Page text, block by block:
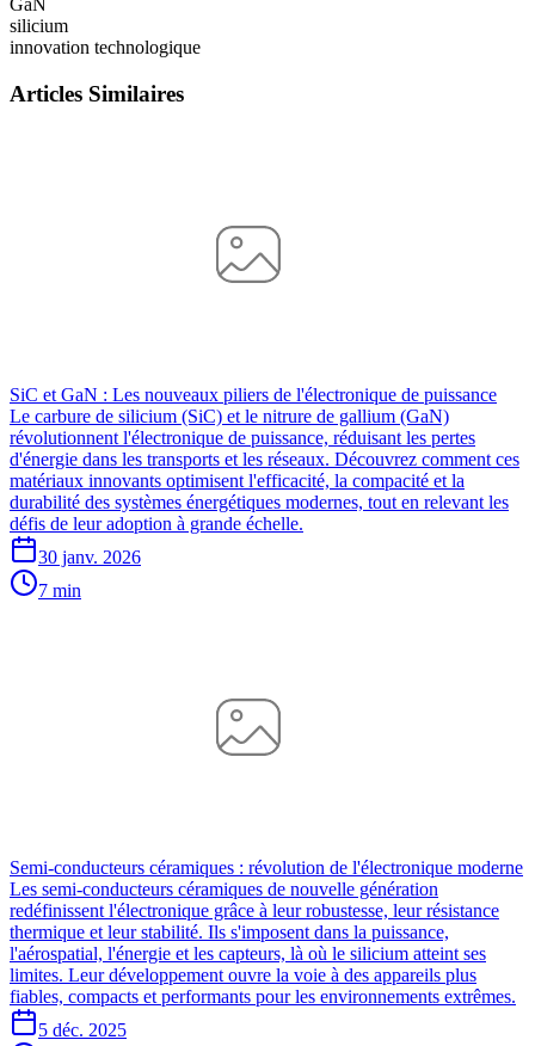
GaN
silicium
innovation technologique
Articles Similaires
SiC et GaN : Les nouveaux piliers de l'électronique de puissance
Le carbure de silicium (SiC) et le nitrure de gallium (GaN)
révolutionnent l'électronique de puissance, réduisant les pertes
d'énergie dans les transports et les réseaux. Découvrez comment ces
matériaux innovants optimisent l'efficacité, la compacité et la
durabilité des systèmes énergétiques modernes, tout en relevant les
défis de leur adoption à grande échelle.
30 janv. 2026
7 min
Semi-conducteurs céramiques : révolution de l'électronique moderne
Les semi-conducteurs céramiques de nouvelle génération
redéfinissent l'électronique grâce à leur robustesse, leur résistance
thermique et leur stabilité. Ils s'imposent dans la puissance,
l'aérospatial, l'énergie et les capteurs, là où le silicium atteint ses
limites. Leur développement ouvre la voie à des appareils plus
fiables, compacts et performants pour les environnements extrêmes.
5 déc. 2025